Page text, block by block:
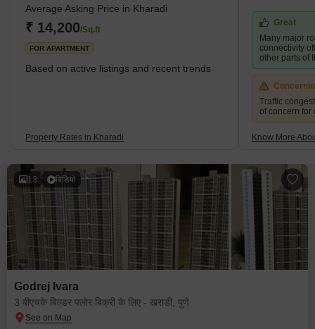
Road. Kharadi has seen remarkable development in the previous
Average Asking Price in Kharadi
₹ 14,200/Sq.ft
FOR APARTMENT
Based on active listings and recent trends
Property Rates in Kharadi
Great
Many major
connectivity
other parts of
Traffic
of concern for
Know More
13 विडियो
Godrej Ivara
3 बीएचके बिल्डर फ्लोर बिक्री के लिए - खराडी, पुणे